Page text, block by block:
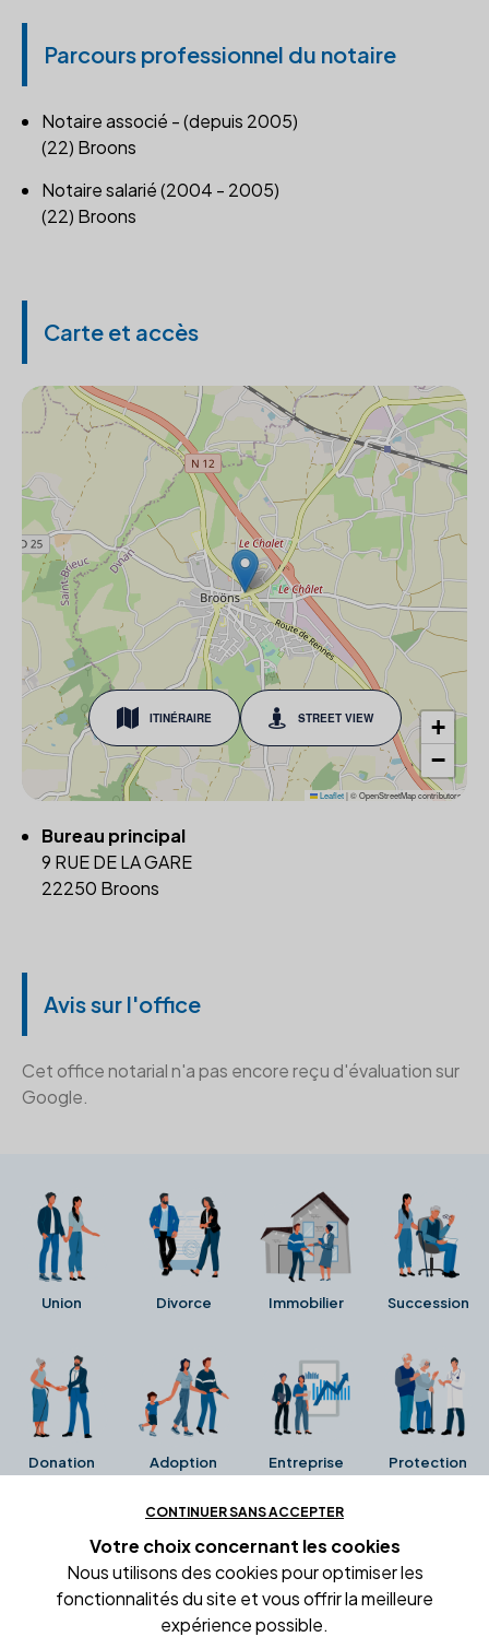
Parcours professionnel du notaire
Notaire associé - (depuis 2005)
(22) Broons
Notaire salarié (2004 - 2005)
(22) Broons
Carte et accès
ITINÉRAIRE STREET VIEW
+
−
Leaflet|© OpenStreetMap contributors
Bureau principal
9 RUE DE LA GARE
22250 Broons
Avis sur l'office
Cet office notarial n'a pas encore reçu d'évaluation sur
Google.
Union Divorce Immobilier Succession
Donation Adoption Entreprise Protection
Ces avis proviennent directement de la fiche Google
Business de l'office notarial. Ils n'ont ni été collectés ni
été vérifiés par Alexia.fr.
CONTINUER SANS ACCEPTER
Votre choix concernant les cookies
Nous utilisons des cookies pour optimiser les
fonctionnalités du site et vous offrir la meilleure
expérience possible.